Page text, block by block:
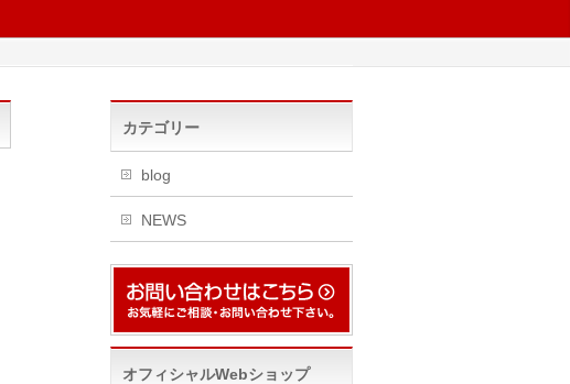
カテゴリー
blog
NEWS
オフィシャルWebショップ